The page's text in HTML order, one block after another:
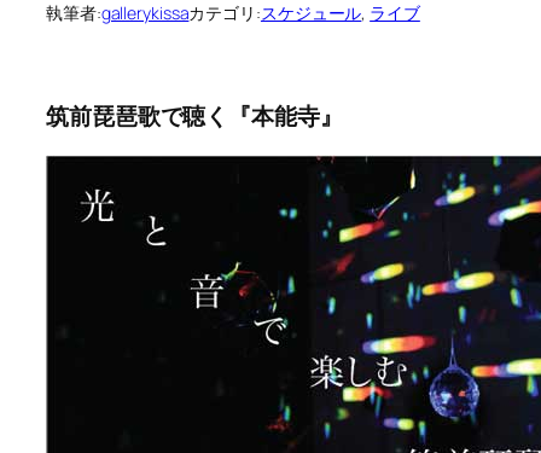
執筆者:gallerykissaカテゴリ:スケジュール, ライブ
筑前琵琶歌で聴く『本能寺』